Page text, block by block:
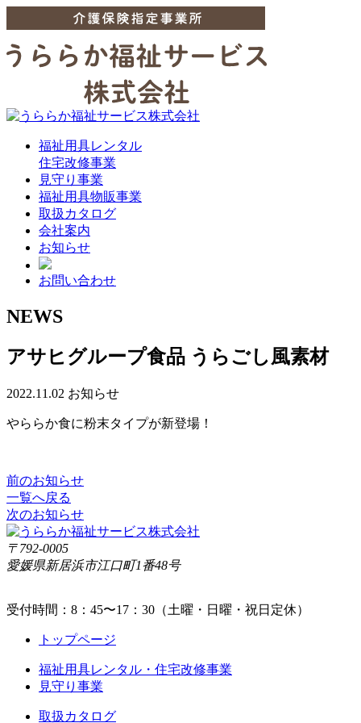
福祉用具レンタル
住宅改修事業
見守り事業
福祉用具物販事業
取扱カタログ
会社案内
お知らせ
お問い合わせ
NEWS
アサヒグループ食品 うらごし風素材
2022.11.02 お知らせ
やららか食に粉末タイプが新登場！
前のお知らせ
一覧へ戻る
次のお知らせ
〒792-0005
愛媛県新居浜市江口町1番48号
受付時間：8：45〜17：30（土曜・日曜・祝日定休）
トップページ
福祉用具レンタル・住宅改修事業
見守り事業
取扱カタログ